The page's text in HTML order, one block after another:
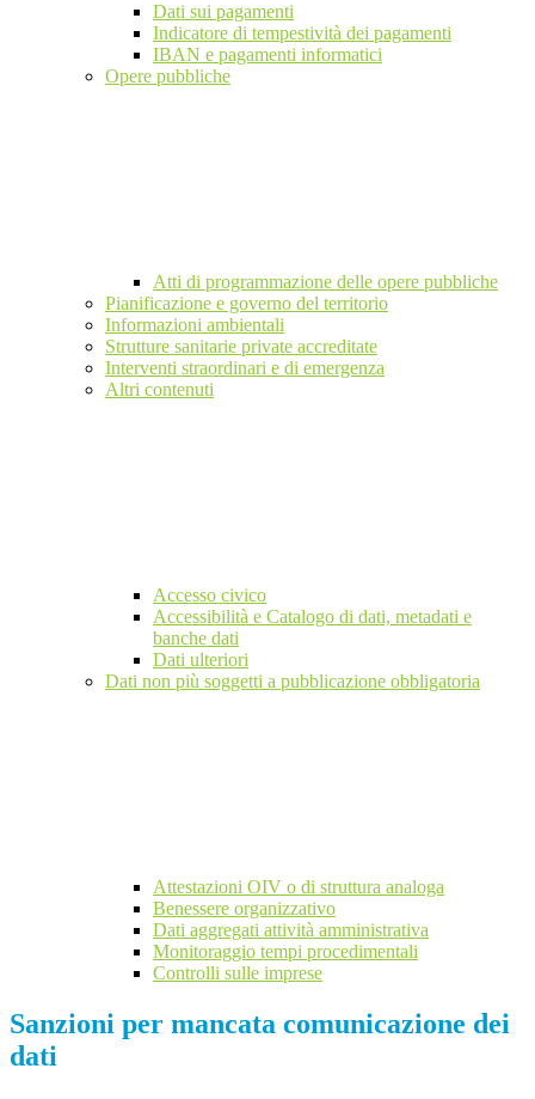
Dati sui pagamenti
Indicatore di tempestività dei pagamenti
IBAN e pagamenti informatici
Opere pubbliche
Atti di programmazione delle opere pubbliche
Pianificazione e governo del territorio
Informazioni ambientali
Strutture sanitarie private accreditate
Interventi straordinari e di emergenza
Altri contenuti
Accesso civico
Accessibilità e Catalogo di dati, metadati e
banche dati
Dati ulteriori
Dati non più soggetti a pubblicazione obbligatoria
Attestazioni OIV o di struttura analoga
Benessere organizzativo
Dati aggregati attività amministrativa
Monitoraggio tempi procedimentali
Controlli sulle imprese
Sanzioni per mancata comunicazione dei
dati